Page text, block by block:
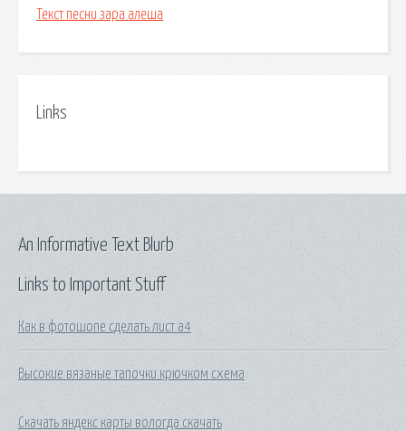
Текст песни зара алеша
Links
Links to Important Stuff
Как в фотошопе сделать лист а4
Высокие вязаные тапочки крючком схема
Скачать яндекс карты вологда скачать
An Informative Text Blurb